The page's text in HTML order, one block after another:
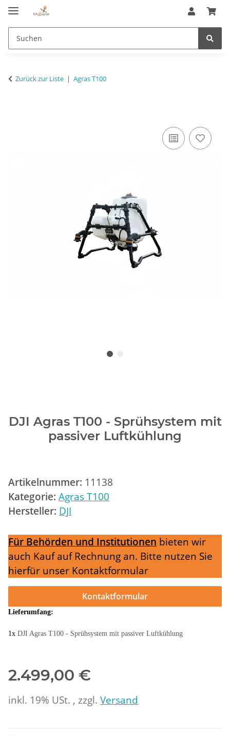
Zurück zur Liste Agras T100
DJI Agras T100 - Sprühsystem mit
passiver Luftkühlung
Artikelnummer: 11138
Kategorie: Agras T100
Hersteller: DJI
Für Behörden und Institutionen bieten wir
auch Kauf auf Rechnung an. Bitte nutzen Sie
hierfür unser Kontaktformular
Kontaktformular
Lieferumfang:
1x DJI Agras T100 - Sprühsystem mit passiver Luftkühlung
2.499,00 €
inkl. 19% USt. , zzgl. Versand